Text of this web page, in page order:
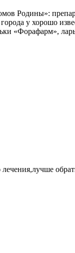
Родины»:
у хорошо
«Форафарм»,